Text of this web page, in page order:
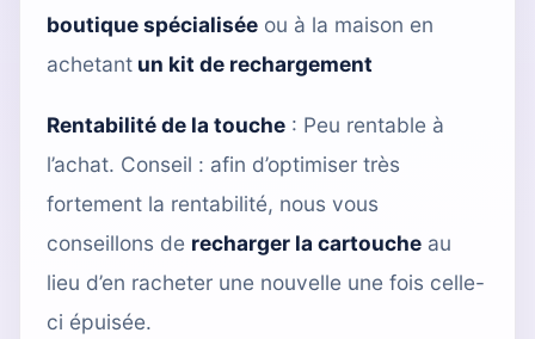
boutique spécialisée ou à la maison en
achetant un kit de rechargement
Rentabilité de la touche : Peu rentable à
l’achat. Conseil : afin d’optimiser très
fortement la rentabilité, nous vous
conseillons de recharger la cartouche au
lieu d’en racheter une nouvelle une fois celle-
ci épuisée.